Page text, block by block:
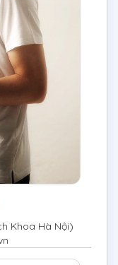
Khoa Hà Nội)